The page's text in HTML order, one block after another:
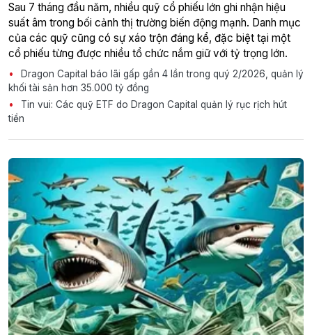
Sau 7 tháng đầu năm, nhiều quỹ cổ phiếu lớn ghi nhận hiệu
suất âm trong bối cảnh thị trường biến động mạnh. Danh mục
của các quỹ cũng có sự xáo trộn đáng kể, đặc biệt tại một
cổ phiếu từng được nhiều tổ chức nắm giữ với tỷ trọng lớn.
Dragon Capital báo lãi gấp gần 4 lần trong quý 2/2026, quản lý
khối tài sản hơn 35.000 tỷ đồng
Tin vui: Các quỹ ETF do Dragon Capital quản lý rục rịch hút
tiền